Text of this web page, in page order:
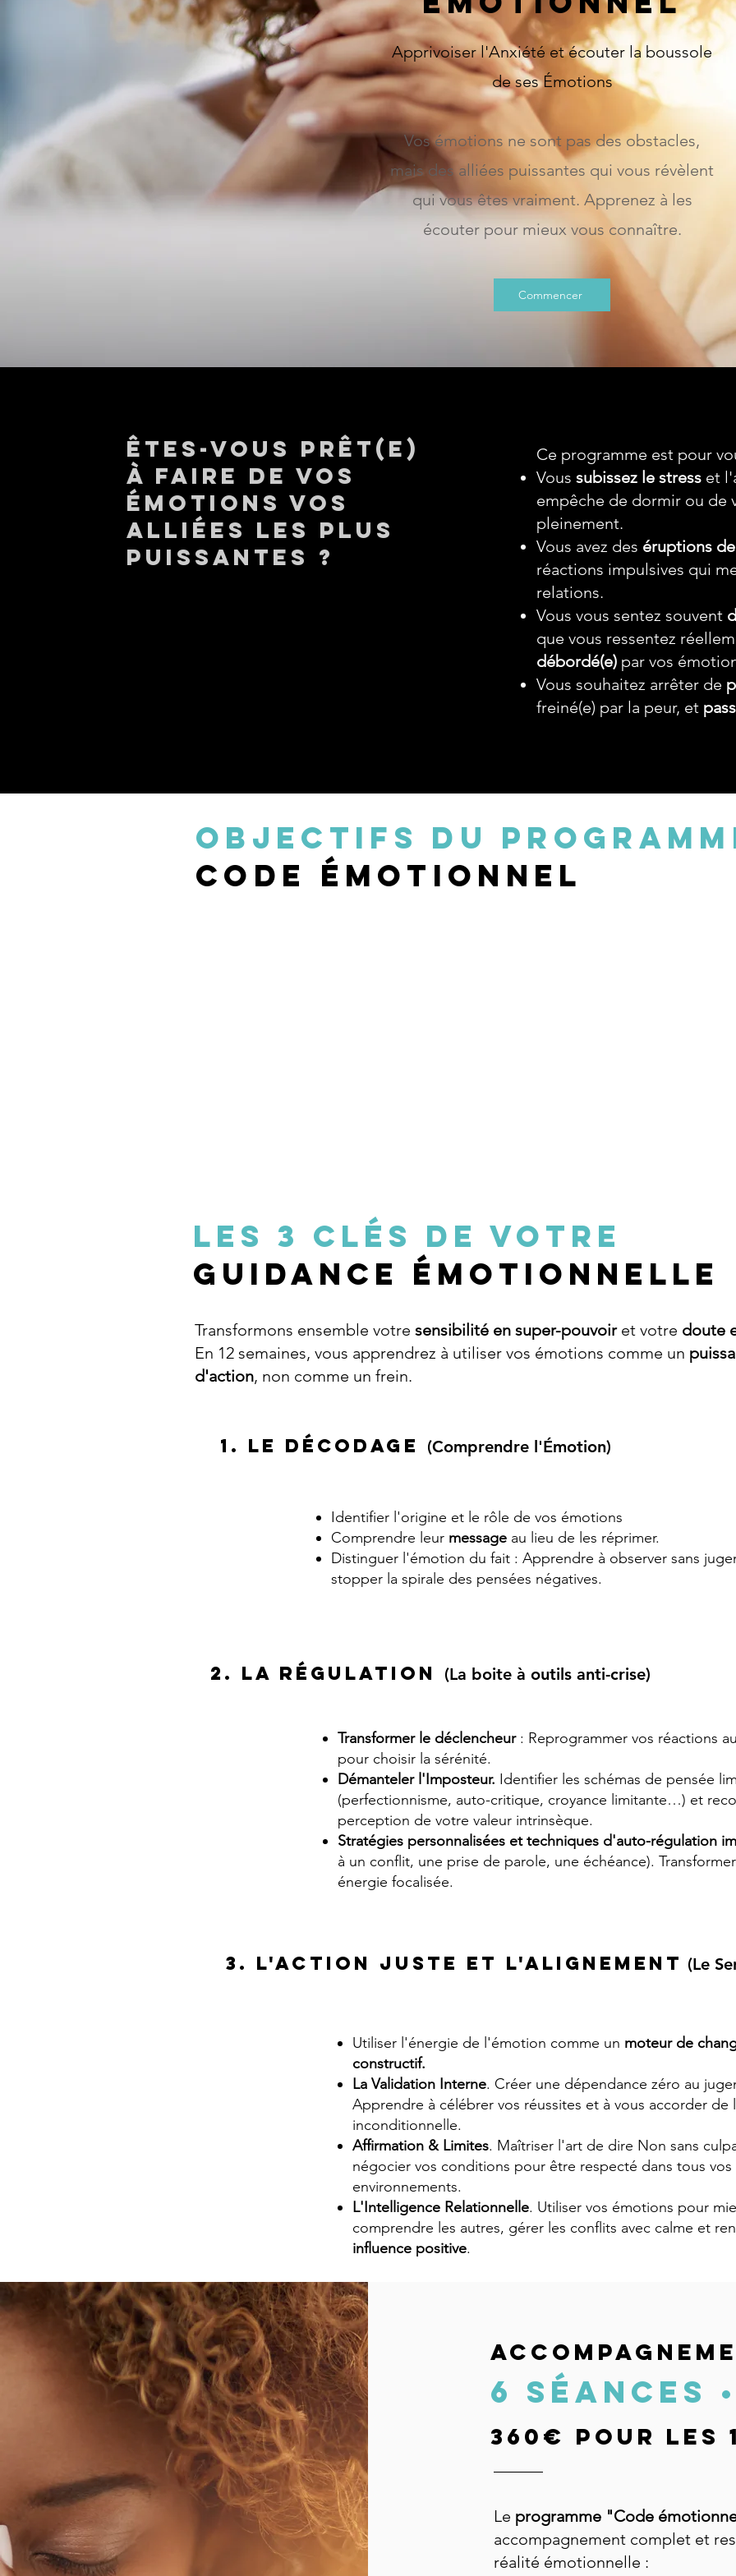
Apprivoiser l'Anxiété et écouter la boussole
de ses Émotions
Vos émotions ne sont pas des obstacles,
mais des alliées puissantes qui vous révèlent
qui vous êtes vraiment. Apprenez à les
écouter pour mieux vous connaître.
Commencer
Êtes-vous prêt(e)
à faire de voS
É MOTIONS vos
alliées les plus
puissantes ?
Ce programme est pour
Vous subissez le stress et
empêche de dormir ou de
pleinement.
Vous avez des éruptions
réactions impulsives qui
relations.
Vous vous sentez souvent
que vous ressentez
débordé(e)par vos
Vous souhaitez arrêter de
freiné(e) par la peur, et
OBJECTIFS DU
CODE é MOTIONNEL
Les 3 clés de votre
guidance Émotionnelle
Transformons ensemble votre sensibilité en super-pouvoiret votre doute
En 12 semaines, vous apprendrez à utiliser vos émotions comme un
d'action, non comme un frein.
1. Le Décodage (Comprendre l'Émotion)
Identifier l'origine et le rôle de vos émotions
Comprendre leur message au lieu de les réprimer.
Distinguer l'émotion du fait : Apprendre à observer sans
stopper la spirale des pensées négatives.
2. La Régulation (La boite à outils anti-crise)
Transformer le déclencheur : Reprogrammer vos réactions
pour choisir la sérénité.
Démanteler l'Imposteur. Identifier les schémas de pensée
(perfectionnisme, auto-critique, croyance limitante…) et
perception de votre valeur intrinsèque.
Stratégies personnalisées et techniques d'auto-régulation
à un conflit, une prise de parole, une échéance).
énergie focalisée.
3. L'Action Juste et l'Alignement (Le
Utiliser l'énergie de l'émotion comme un moteur de
constructif.
La Validation Interne. Créer une dépendance zéro au
Apprendre à célébrer vos réussites et à vous accorder de
inconditionnelle.
Affirmation & Limites. Maîtriser l'art de dire Non sans
négocier vos conditions pour être respecté dans tous vos
environnements.
L'Intelligence Relationnelle. Utiliser vos émotions pour
comprendre les autres, gérer les conflits avec calme et
influence positive.
6 séances
360€ pour les
Le programme "Code
accompagnement complet et
réalité émotionnelle :